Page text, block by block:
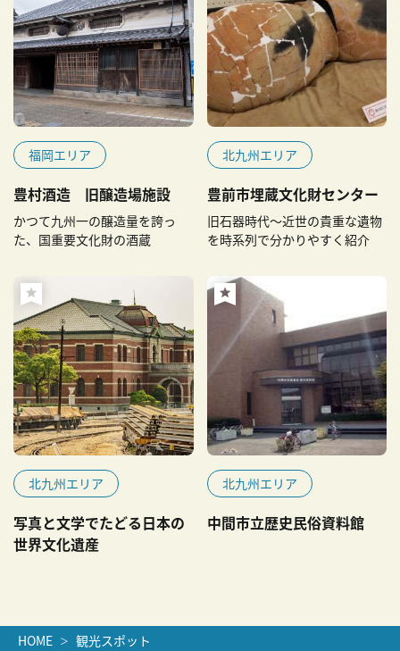
福岡エリア
豊村酒造 旧醸造場施設
かつて九州一の醸造量を誇っ
た、国重要文化財の酒蔵
北九州エリア
豊前市埋蔵文化財センター
旧石器時代～近世の貴重な遺物
を時系列で分かりやすく紹介
北九州エリア
写真と文学でたどる日本の
世界文化遺産
北九州エリア
中間市立歴史民俗資料館
HOME 観光スポット